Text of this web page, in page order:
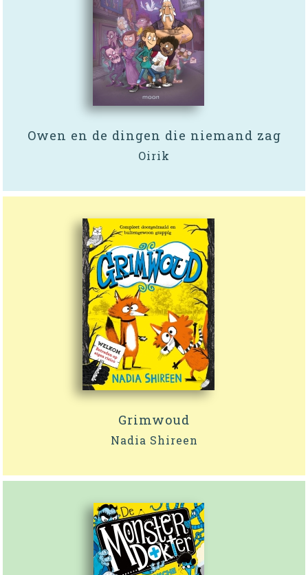
Owen en de dingen die niemand zag
Oirik
Grimwoud
Nadia Shireen